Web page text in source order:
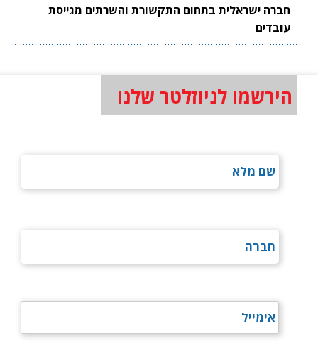
חברה ישראלית בתחום התקשורת והשרתים מגייסת
עובדים
הירשמו לניוזלטר שלנו